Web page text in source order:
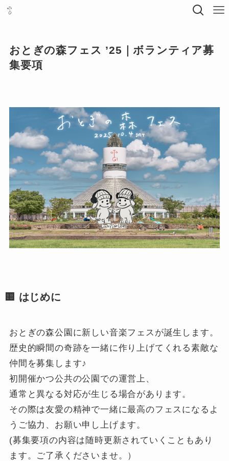
おとぎの森フェス ’25｜ボランティア募
集要項
🟨 はじめに
おとぎの森公園に新しい音楽フェスが誕生します。
歴史的瞬間の奇跡を一緒に作り上げてくれる素敵な
仲間を募集します♪
初開催かつ公共の公園での運営上、
通常と異なる対応が生じる場合があります。
その際は友愛の精神で一緒に最高のフェスになるよ
うご協力、お願い申し上げます。
(募集要項の内容は随時更新されていくこともあり
ます。ご了承くださいませ。）